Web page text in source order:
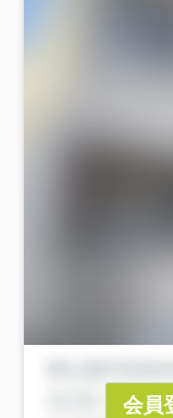
会員